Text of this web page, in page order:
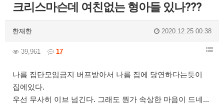
크리스마슨데 여친없는 형아들 있나???
한재한 2020.12.25 00:38
39,961 17
나름 집단모임금지 버프받아서 나름 집에 당연하다는듯이
집에있다.
우선 무사히 이브 넘긴다. 그래도 뭔가 속상한 마음이 드네...